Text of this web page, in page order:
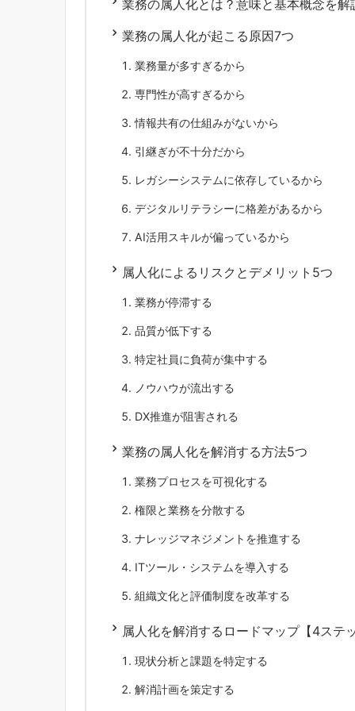
業務の属人化とは？意味と基本概念を解
業務の属人化が起こる原因7つ
業務量が多すぎるから
専門性が高すぎるから
情報共有の仕組みがないから
引継ぎが不十分だから
レガシーシステムに依存しているから
デジタルリテラシーに格差があるから
AI活用スキルが偏っているから
属人化によるリスクとデメリット5つ
業務が停滞する
品質が低下する
特定社員に負荷が集中する
ノウハウが流出する
DX推進が阻害される
業務の属人化を解消する方法5つ
業務プロセスを可視化する
権限と業務を分散する
ナレッジマネジメントを推進する
ITツール・システムを導入する
組織文化と評価制度を改革する
属人化を解消するロードマップ【4ステ
現状分析と課題を特定する
解消計画を策定する